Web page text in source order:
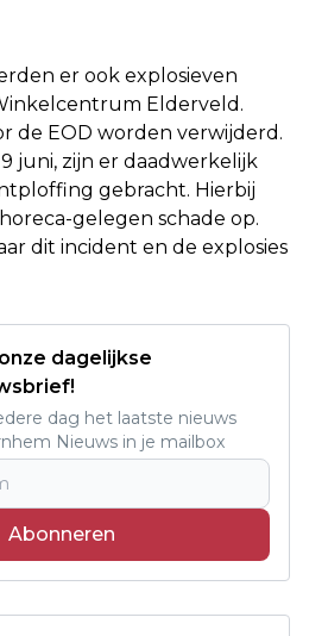
er ook explosieven
Elderveld.
de EOD worden verwijderd.
juni, zijn er daadwerkelijk
gebracht. Hierbij
gelegen schade op.
dit incident en de explosies
dagelijkse
dag het laatste nieuws
Nieuws in je mailbox
Abonneren